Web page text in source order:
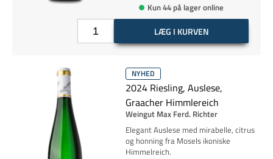
Kun 44 på lager online
LÆG I KURVEN
NYHED
2024 Riesling, Auslese,
Graacher Himmlereich
Weingut Max Ferd. Richter
Elegant Auslese med mirabelle, citrus
og honning fra Mosels ikoniske
Himmelreich.